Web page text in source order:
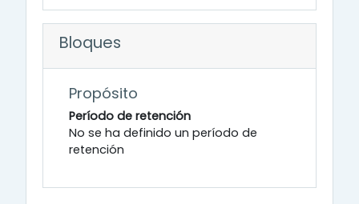
Bloques
Propósito
Período de retención
No se ha definido un período de
retención